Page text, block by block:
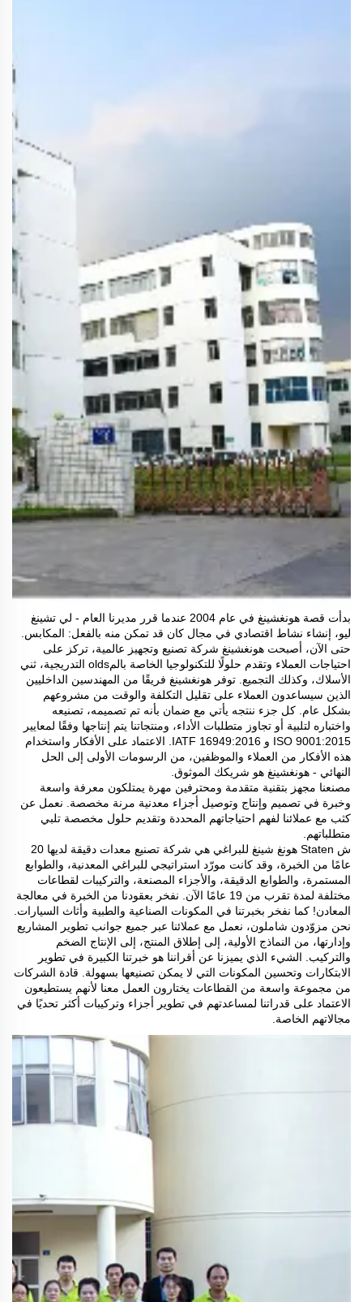
بدأت قصة هونغشينغ في عام 2004 عندما قرر مديرنا العام - لي تشينغ
ليو، إنشاء نشاط اقتصادي في مجال كان قد تمكن منه بالفعل: المكابس.
حتى الآن، أصبحت هونغشينغ شركة تصنيع وتجهيز عالمية، تركز على
احتياجات العملاء وتقدم حلولًا للتكنولوجيا الخاصة بالمolds التدريجية، ثني
الأسلاك، وكذلك التجميع. توفر هونغشينغ فريقًا من المهندسين الداخليين
الذين سيساعدون العملاء على تقليل التكلفة والوقت من مشروعهم
بشكل عام. كل جزء ننتجه يأتي مع ضمان بأنه تم تصميمه، تصنيعه
واختباره لتلبية أو تجاوز متطلبات الأداء، ومنتجاتنا يتم إنتاجها وفقًا لمعايير
ISO 9001:2015 و IATF 16949:2016. الاعتماد على الأفكار واستخدام
هذه الأفكار من العملاء والموظفين، من الرسومات الأولى إلى الحل
النهائي - هونغشينغ هو شريكك الموثوق.
مصنعنا مجهز بتقنية متقدمة ومحترفين مهرة يمتلكون معرفة واسعة
وخبرة في تصميم وإنتاج وتوصيل أجزاء معدنية مرنة مخصصة. نعمل عن
كثب مع عملائنا لفهم احتياجاتهم المحددة وتقديم حلول مخصصة تلبي
متطلباتهم.
ش Staten هونغ شينغ للبراغي هي شركة تصنيع معدات دقيقة لديها 20
عامًا من الخبرة، وقد كانت مورّد استراتيجي للبراغي المعدنية، والطوابع
المستمرة، والطوابع الدقيقة، والأجزاء المصنعة، والتركيبات لقطاعات
مختلفة لمدة تقرب من 19 عامًا الآن. نفخر بعقودنا من الخبرة في معالجة
المعادن! كما نفخر بخبرتنا في المكونات الصناعية والطبية وأثاث السيارات.
نحن مزوّدون شاملون، نعمل مع عملائنا عبر جميع جوانب تطوير المشاريع
وإدارتها، من النماذج الأولية، إلى إطلاق المنتج، إلى الإنتاج الضخم
والتركيب. الشيء الذي يميزنا عن أقراننا هو خبرتنا الكبيرة في تطوير
الابتكارات وتحسين المكونات التي لا يمكن تصنيعها بسهولة. قادة الشركات
من مجموعة واسعة من القطاعات يختارون العمل معنا لأنهم يستطيعون
الاعتماد على قدراتنا لمساعدتهم في تطوير أجزاء وتركيبات أكثر تحديًا في
مجالاتهم الخاصة.